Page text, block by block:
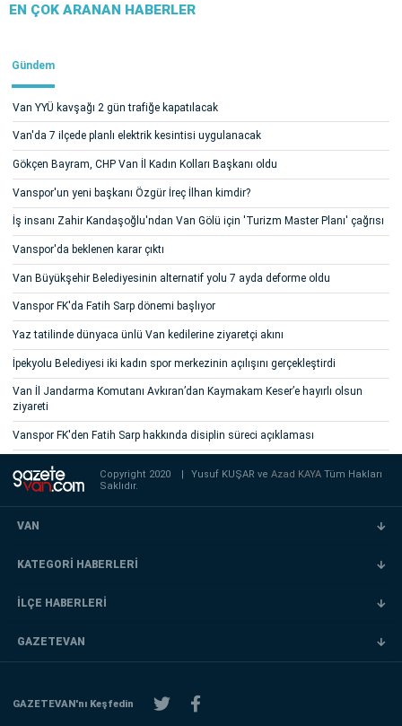
EN ÇOK ARANAN HABERLER
Gündem
Van YYÜ kavşağı 2 gün trafiğe kapatılacak
Van'da 7 ilçede planlı elektrik kesintisi uygulanacak
Gökçen Bayram, CHP Van İl Kadın Kolları Başkanı oldu
Vanspor'un yeni başkanı Özgür İreç İlhan kimdir?
İş insanı Zahir Kandaşoğlu'ndan Van Gölü için 'Turizm Master Planı' çağrısı
Vanspor'da beklenen karar çıktı
Van Büyükşehir Belediyesinin alternatif yolu 7 ayda deforme oldu
Vanspor FK'da Fatih Sarp dönemi başlıyor
Yaz tatilinde dünyaca ünlü Van kedilerine ziyaretçi akını
İpekyolu Belediyesi iki kadın spor merkezinin açılışını gerçekleştirdi
Van İl Jandarma Komutanı Avkıran’dan Kaymakam Keser’e hayırlı olsun
ziyareti
Vanspor FK'den Fatih Sarp hakkında disiplin süreci açıklaması
Copyright 2020 | Yusuf KUŞAR veAzad KAYATüm Hakları
Saklıdır.
VAN
KATEGORİ HABERLERİ
İLÇE HABERLERİ
GAZETEVAN
GAZETEVAN'nı Keşfedin